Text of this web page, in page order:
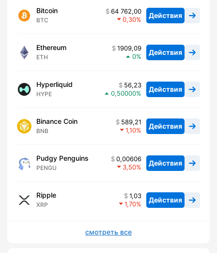
Bitcoin
BTC
64 762,00
0,30
Действия
Ethereum
ETH
1909,09
0
Действия
Hyperliquid
HYPE
56,23
0,50000
Действия
Binance Coin
BNB
589,21
1,10
Действия
Pudgy Penguins
PENGU
0,00606
3,50
Действия
Ripple
XRP
1,03
1,70
Действия
смотреть все